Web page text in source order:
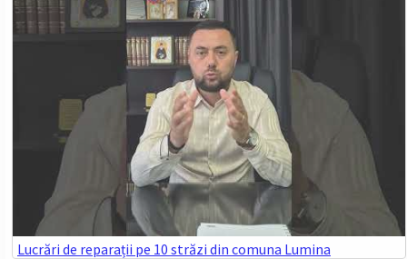
Lucrări de reparații pe 10 străzi din comuna Lumina